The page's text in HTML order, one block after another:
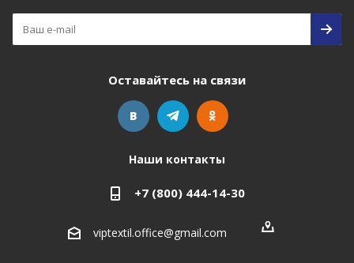
Оставайтесь на связи
Наши контакты
+7 (800) 444-14-30
viptextil.office@gmail.com